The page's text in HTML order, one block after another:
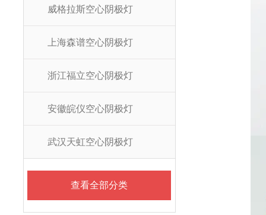
威格拉斯空心阴极灯
上海森谱空心阴极灯
浙江福立空心阴极灯
安徽皖仪空心阴极灯
武汉天虹空心阴极灯
查看全部分类